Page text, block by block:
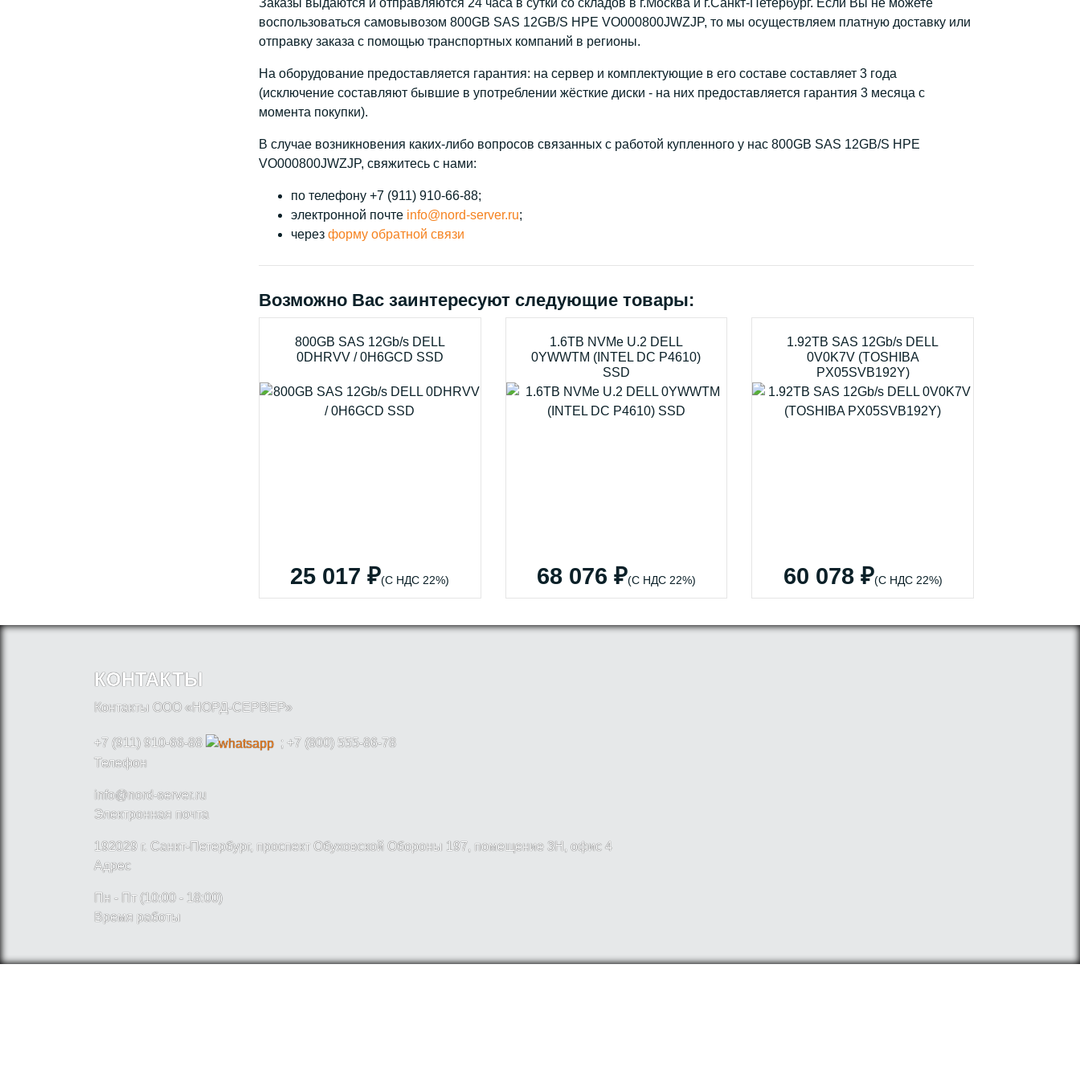
Заказы выдаются и отправляются 24 часа в сутки со складов в г.Москва и г.Санкт-Петербург. Если Вы не можете
воспользоваться самовывозом 800GB SAS 12GB/S HPE VO000800JWZJP, то мы осуществляем платную доставку или
отправку заказа с помощью транспортных компаний в регионы.
На оборудование предоставляется гарантия: на сервер и комплектующие в его составе составляет 3 года
(исключение составляют бывшие в употреблении жёсткие диски - на них предоставляется гарантия 3 месяца с
момента покупки).
В случае возникновения каких-либо вопросов связанных с работой купленного у нас 800GB SAS 12GB/S HPE
VO000800JWZJP, свяжитесь с нами:
по телефону +7 (911) 910-66-88;
электронной почте info@nord-server.ru;
через форму обратной связи
Возможно Вас заинтересуют следующие товары:
800GB SAS 12Gb/s DELL
0DHRVV / 0H6GCD SSD
25 017 ₽(С НДС 22%)
1.6TB NVMe U.2 DELL
0YWWTM (INTEL DC P4610)
SSD
68 076 ₽(С НДС 22%)
1.92TB SAS 12Gb/s DELL
0V0K7V (TOSHIBA
PX05SVB192Y)
60 078 ₽(С НДС 22%)
КОНТАКТЫ
Контакты ООО «НОРД-СЕРВЕР»
+7 (911) 910-66-88
; +7 (800) 555-86-78
Телефон
info@nord-server.ru
Электронная почта
192029 г. Санкт-Петербург, проспект Обуховской Обороны 197, помещение 3Н, офис 4
Адрес
Пн - Пт (10:00 - 18:00)
Время работы